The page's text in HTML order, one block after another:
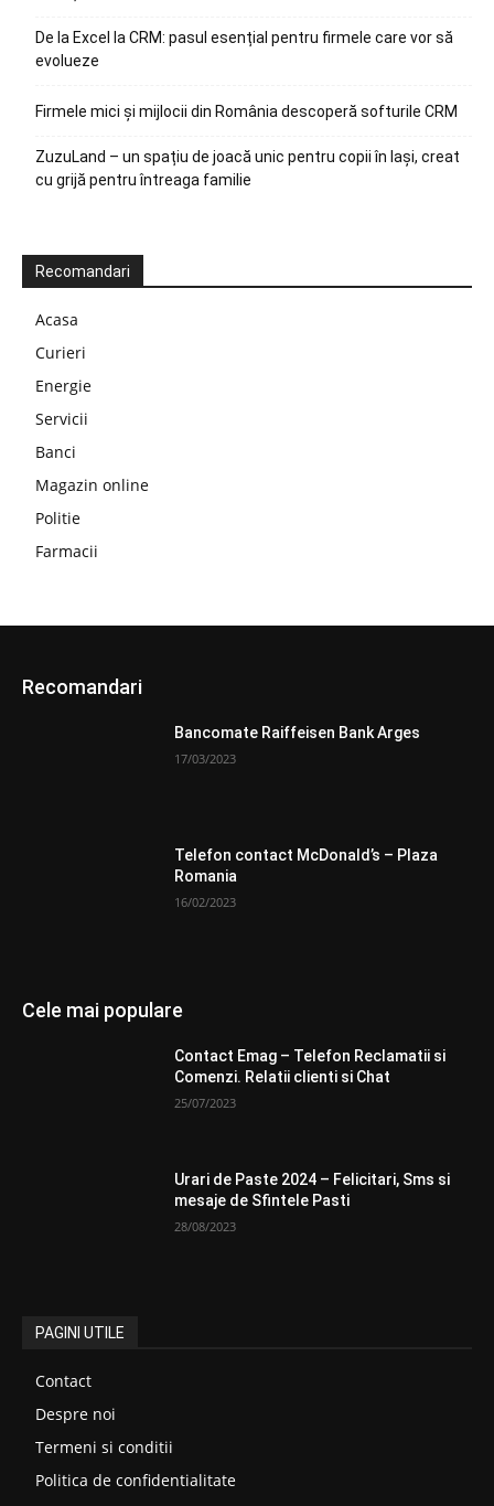
De la Excel la CRM: pasul esențial pentru firmele care vor să
evolueze
Firmele mici și mijlocii din România descoperă softurile CRM
ZuzuLand – un spațiu de joacă unic pentru copii în Iași, creat
cu grijă pentru întreaga familie
Recomandari
Acasa
Curieri
Energie
Servicii
Banci
Magazin online
Politie
Farmacii
Recomandari
Bancomate Raiffeisen Bank Arges
17/03/2023
Telefon contact McDonald’s – Plaza
Romania
16/02/2023
Cele mai populare
Contact Emag – Telefon Reclamatii si
Comenzi. Relatii clienti si Chat
25/07/2023
Urari de Paste 2024 – Felicitari, Sms si
mesaje de Sfintele Pasti
28/08/2023
PAGINI UTILE
Contact
Despre noi
Termeni si conditii
Politica de confidentialitate